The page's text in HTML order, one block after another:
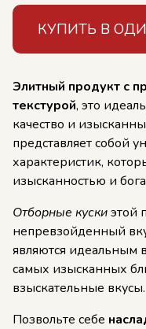
КУПИТЬ В
Элитный продукт с
текстурой, это
качество и
представляет собой
характеристик,
изысканностью и
Отборные кускиэтой
непревзойденный
являются идеальным
самых изысканных
взыскательные вкусы.
Позвольте себе